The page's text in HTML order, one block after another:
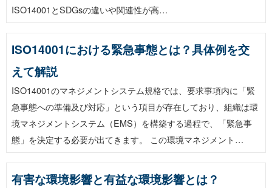
ISO14001とSDGsの違いや関連性が高…
ISO14001における緊急事態とは？具体例を交
えて解説
ISO14001のマネジメントシステム規格では、要求事項内に「緊
急事態への準備及び対応」という項目が存在しており、組織は環
境マネジメントシステム（EMS）を構築する過程で、「緊急事
態」を決定する必要が出てきます。 この環境マネジメント…
有害な環境影響と有益な環境影響とは？